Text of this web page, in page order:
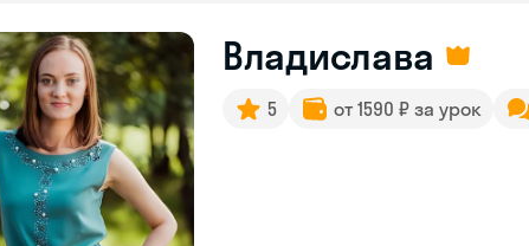
Владислава
5 от 1590 ₽ за урок